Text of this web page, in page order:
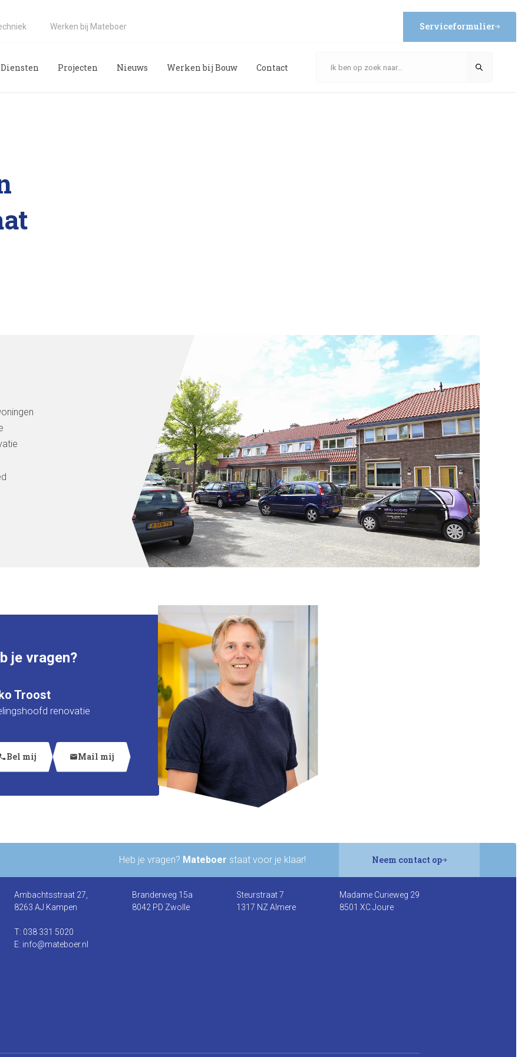
Werken bij Mateboer Serviceformulier
Diensten Projecten Nieuws Werken bij Bouw Contact
je vragen?
Troost
renovatie
Bel mij Mail mij
mail
Heb je vragen? Mateboer staat voor je klaar! Neem contact op
Ambachtsstraat 27,
8263 AJ Kampen
T: 038 331 5020
E: info@mateboer.nl
Branderweg 15a
8042 PD Zwolle
Steurstraat 7
1317 NZ Almere
Madame Curieweg 29
8501 XC Joure